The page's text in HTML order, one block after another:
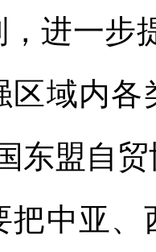
进一步
区域内
东盟自
把中亚